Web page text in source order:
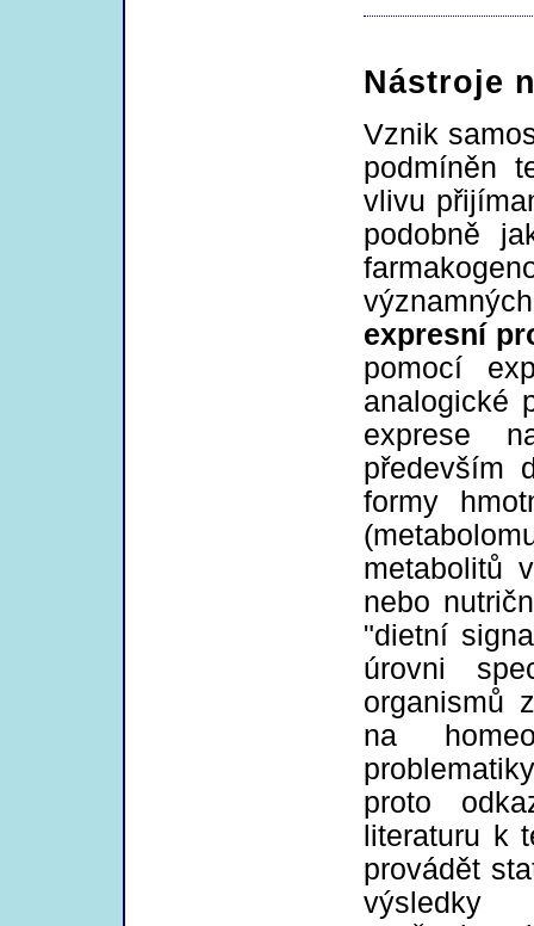
Nástroje
Vznik
podmíněn
vlivu
podobně
expresní
pomocí
analogické
exprese
především
formy
metabolitů
nebo
"dietní
úrovni
organismů
na
proto
literaturu k
provádět
výsledky